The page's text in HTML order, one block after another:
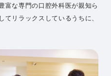
富な専門の口腔外科医が親知ら
リラックスしているうちに、